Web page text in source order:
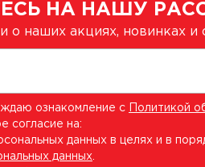
НА НАШУ
о наших акциях, новинках
ознакомление с
Политикой
согласие на:
данных в целях и в
данных